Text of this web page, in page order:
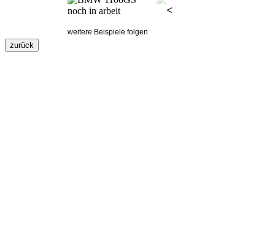
<
weitere Beispiele folgen
zurück